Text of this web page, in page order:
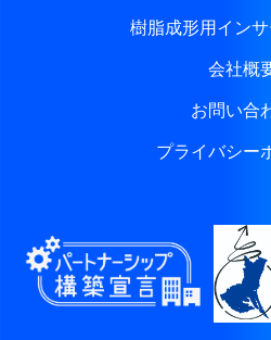
樹脂成形用インサ
会社概
お問い合
プライバシー